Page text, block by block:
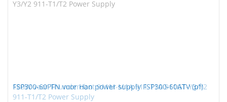
180W voor Thunderobot 911M-M1A 911-T1A 911GT-Y3/Y2
911-T1/T2 Power Supply
FSP300-60PFN voor Han power supply FSP300-60ATV (pf)